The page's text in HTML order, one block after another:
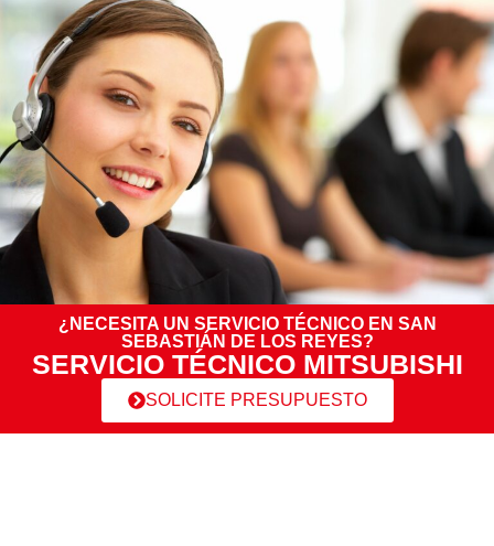
¿NECESITA UN SERVICIO TÉCNICO EN SAN
SEBASTIÁN DE LOS REYES?
SERVICIO TÉCNICO MITSUBISHI
SOLICITE PRESUPUESTO